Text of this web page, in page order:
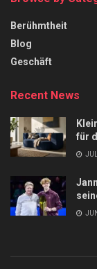
Berühmtheit
Blog
Geschäft
Recent News
für